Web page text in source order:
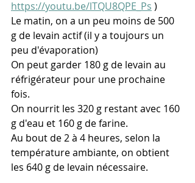
https://youtu.be/lTQU8QPE_Ps )
Le matin, on a un peu moins de 500
g de levain actif (il y a toujours un
peu d'évaporation)
On peut garder 180 g de levain au
réfrigérateur pour une prochaine
fois.
On nourrit les 320 g restant avec 160
g d'eau et 160 g de farine.
Au bout de 2 à 4 heures, selon la
température ambiante, on obtient
les 640 g de levain nécessaire.